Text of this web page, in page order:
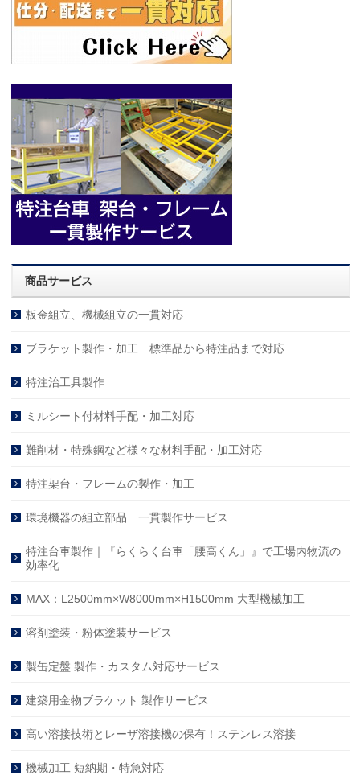
商品サービス
板金組立、機械組立の一貫対応
ブラケット製作・加工 標準品から特注品まで対応
特注治工具製作
ミルシート付材料手配・加工対応
難削材・特殊鋼など様々な材料手配・加工対応
特注架台・フレームの製作・加工
環境機器の組立部品 一貫製作サービス
特注台車製作｜『らくらく台車「腰高くん」』で工場内物流の
効率化
MAX：L2500mm×W8000mm×H1500mm 大型機械加工
溶剤塗装・粉体塗装サービス
製缶定盤 製作・カスタム対応サービス
建築用金物ブラケット 製作サービス
高い溶接技術とレーザ溶接機の保有！ステンレス溶接
機械加工 短納期・特急対応